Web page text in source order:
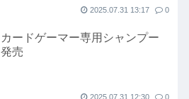
2025.07.31 13:17 0
カードゲーマー専用シャンプー
発売
2025.07.31 12:30 0